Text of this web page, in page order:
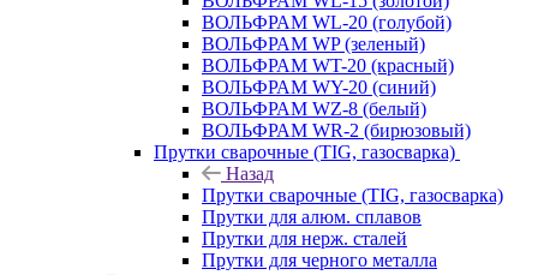
ВОЛЬФРАМ WL-20 (голубой)
ВОЛЬФРАМ WP (зеленый)
ВОЛЬФРАМ WT-20 (красный)
ВОЛЬФРАМ WY-20 (синий)
ВОЛЬФРАМ WZ-8 (белый)
ВОЛЬФРАМ WR-2 (бирюзовый)
Прутки сварочные (TIG, газосварка)
Назад
Прутки сварочные (TIG, газосварка)
Прутки для алюм. сплавов
Прутки для нерж. сталей
Прутки для черного металла